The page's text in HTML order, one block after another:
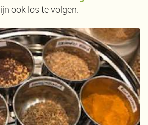
ook los te volgen.